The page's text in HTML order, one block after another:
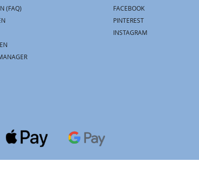
(FAQ)
FACEBOOK
PINTEREST
INSTAGRAM